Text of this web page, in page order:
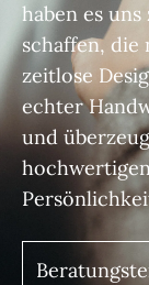
haben es
schaffen,
zeitlose
echter
und